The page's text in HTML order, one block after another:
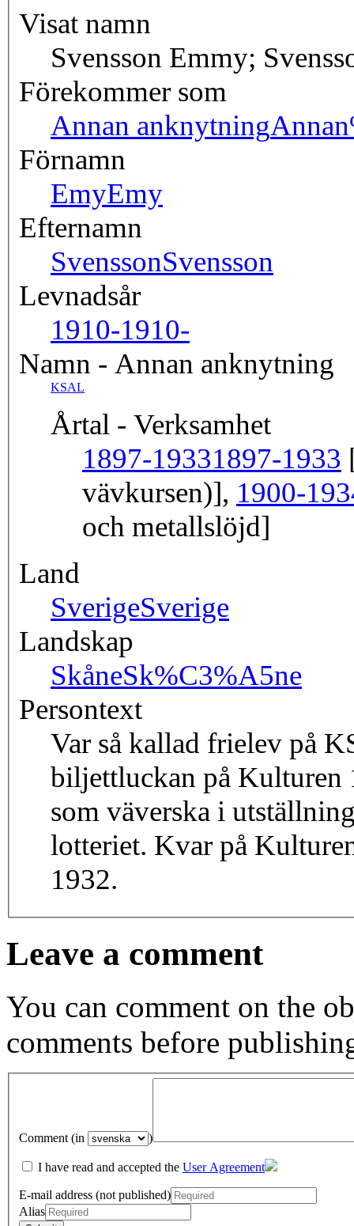
Visat namn
Svensson Emmy;
Förekommer som
Annan anknytning
Förnamn
EmyEmy
Efternamn
SvenssonSvensson
Levnadsår
1910-1910-
Namn - Annan anknytning
KSAL
Årtal - Verksamhet
1897-19331897-1933
vävkursen)], 1900-
och metallslöjd]
Land
SverigeSverige
Landskap
SkåneSk%C3%A5ne
Persontext
Var så kallad frielev på
biljettluckan på Kulturen
som väverska i
lotteriet. Kvar på
1932.
Leave a comment
You can comment on the
comments before
Comment (in )
I have read and accepted the User Agreement
E-mail address (not published)
Alias